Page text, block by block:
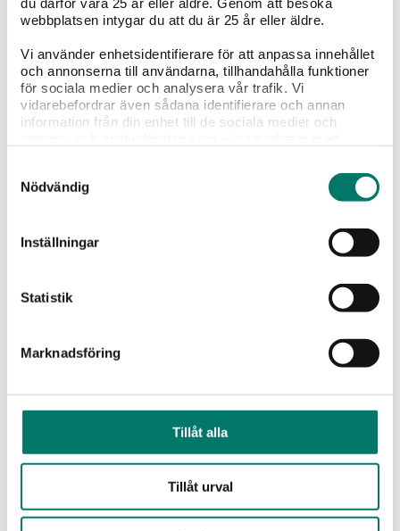
webbplatsen intygar du att du är 25 år eller äldre.
Vi använder enhetsidentifierare för att anpassa innehållet
och annonserna till användarna, tillhandahålla funktioner
för sociala medier och analysera vår trafik. Vi
vidarebefordrar även sådana identifierare och annan
information från din enhet till de sociala medier och
information som du har tillhandahållit eller som de har
samlat in när du har använt deras tjänster.
Nödvändig
Inställningar
Statistik
Marknadsföring
Tillåt alla
Tillåt urval
Jag har tagit del av Vivas sekretesspolicyoch
godkänner att mina uppgifter hanteras och
lagras enligt denna.*